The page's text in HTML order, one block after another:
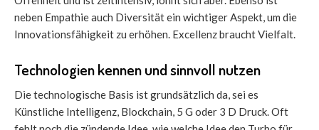
neben Empathie auch Diversität ein wichtiger Aspekt, um die
Innovationsfähigkeit zu erhöhen. Excellenz braucht Vielfalt.
Technologien kennen und sinnvoll nutzen
Die technologische Basis ist grundsätzlich da, sei es
Künstliche Intelligenz, Blockchain, 5 G oder 3 D Druck. Oft